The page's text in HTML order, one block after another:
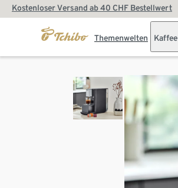
Kostenloser Versand ab 40 CHF Bestellwert
Themenwelten Kaffee